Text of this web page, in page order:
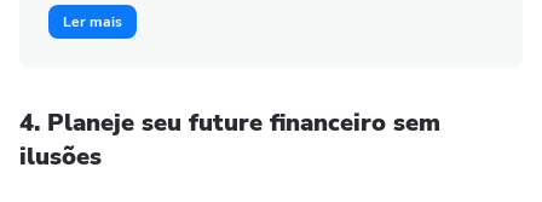
Ler mais
4. Planeje seu future financeiro sem
ilusões